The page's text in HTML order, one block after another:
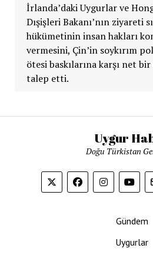
İrlanda’daki Uygurlar ve
Dışişleri Bakanı’nın ziyareti
hükümetinin insan hakları
vermesini, Çin’in soykırım
ötesi baskılarına karşı net
talep etti.
Uygur
Doğu Türkistan
Gündem
Uygurlar